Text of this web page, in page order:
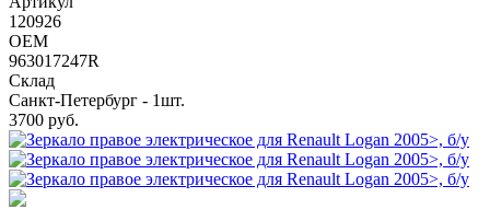
120926
OEM
963017247R
Склад
Санкт-Петербург - 1шт.
3700 руб.